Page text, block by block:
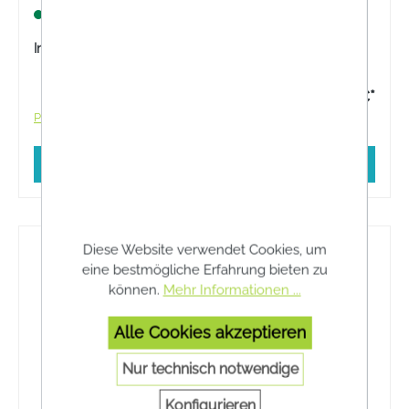
Inhalt:
16,90 €*
Preise inkl. MwSt. zzgl. Versandkosten
Diese Website verwendet Cookies, um
eine bestmögliche Erfahrung bieten zu
können. Mehr Informationen ...
Alle Cookies akzeptieren
Nur technisch notwendige